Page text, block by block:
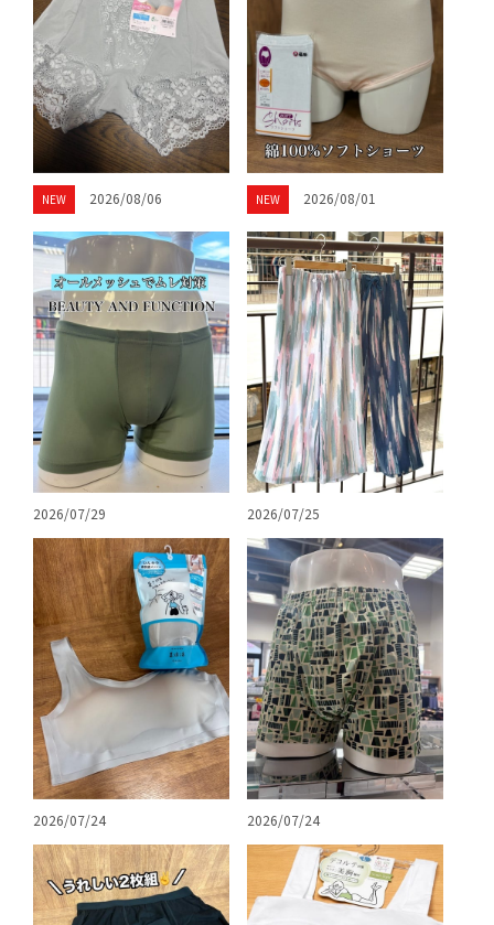
NEW 2026/08/06 NEW 2026/08/01
2026/07/29 2026/07/25
2026/07/24 2026/07/24